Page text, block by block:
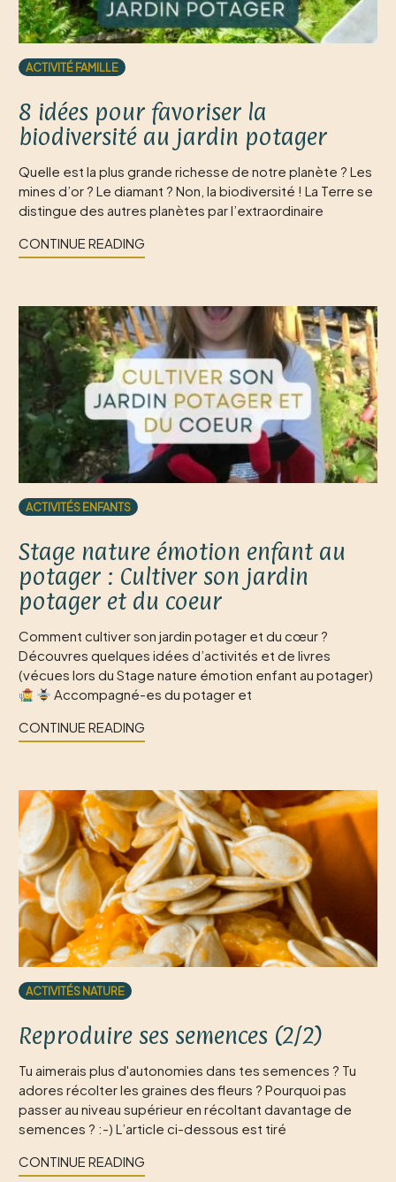
ACTIVITÉ FAMILLE
8 idées pour favoriser la
biodiversité au jardin potager
Quelle est la plus grande richesse de notre planète ? Les
mines d’or ? Le diamant ? Non, la biodiversité ! La Terre se
distingue des autres planètes par l’extraordinaire
CONTINUE READING
ACTIVITÉS ENFANTS
Stage nature émotion enfant au
potager : Cultiver son jardin
potager et du coeur
Comment cultiver son jardin potager et du cœur ?
Découvres quelques idées d’activités et de livres
(vécues lors du Stage nature émotion enfant au potager)
Accompagné-es du potager et
CONTINUE READING
ACTIVITÉS NATURE
Reproduire ses semences (2/2)
Tu aimerais plus d'autonomies dans tes semences ? Tu
adores récolter les graines des fleurs ? Pourquoi pas
passer au niveau supérieur en récoltant davantage de
semences ? :-) L’article ci-dessous est tiré
CONTINUE READING